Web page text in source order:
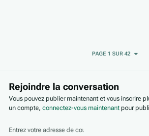
PAGE 1 SUR 42
Rejoindre la conversation
Vous pouvez publier maintenant et vous inscrire
un compte,connectez-vous maintenant pour